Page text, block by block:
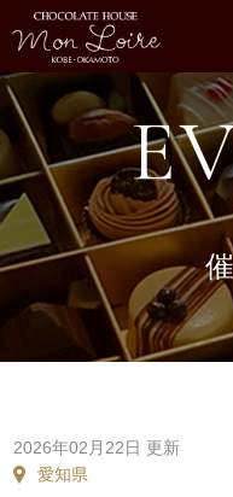
2026年02月22日 更新
愛知県